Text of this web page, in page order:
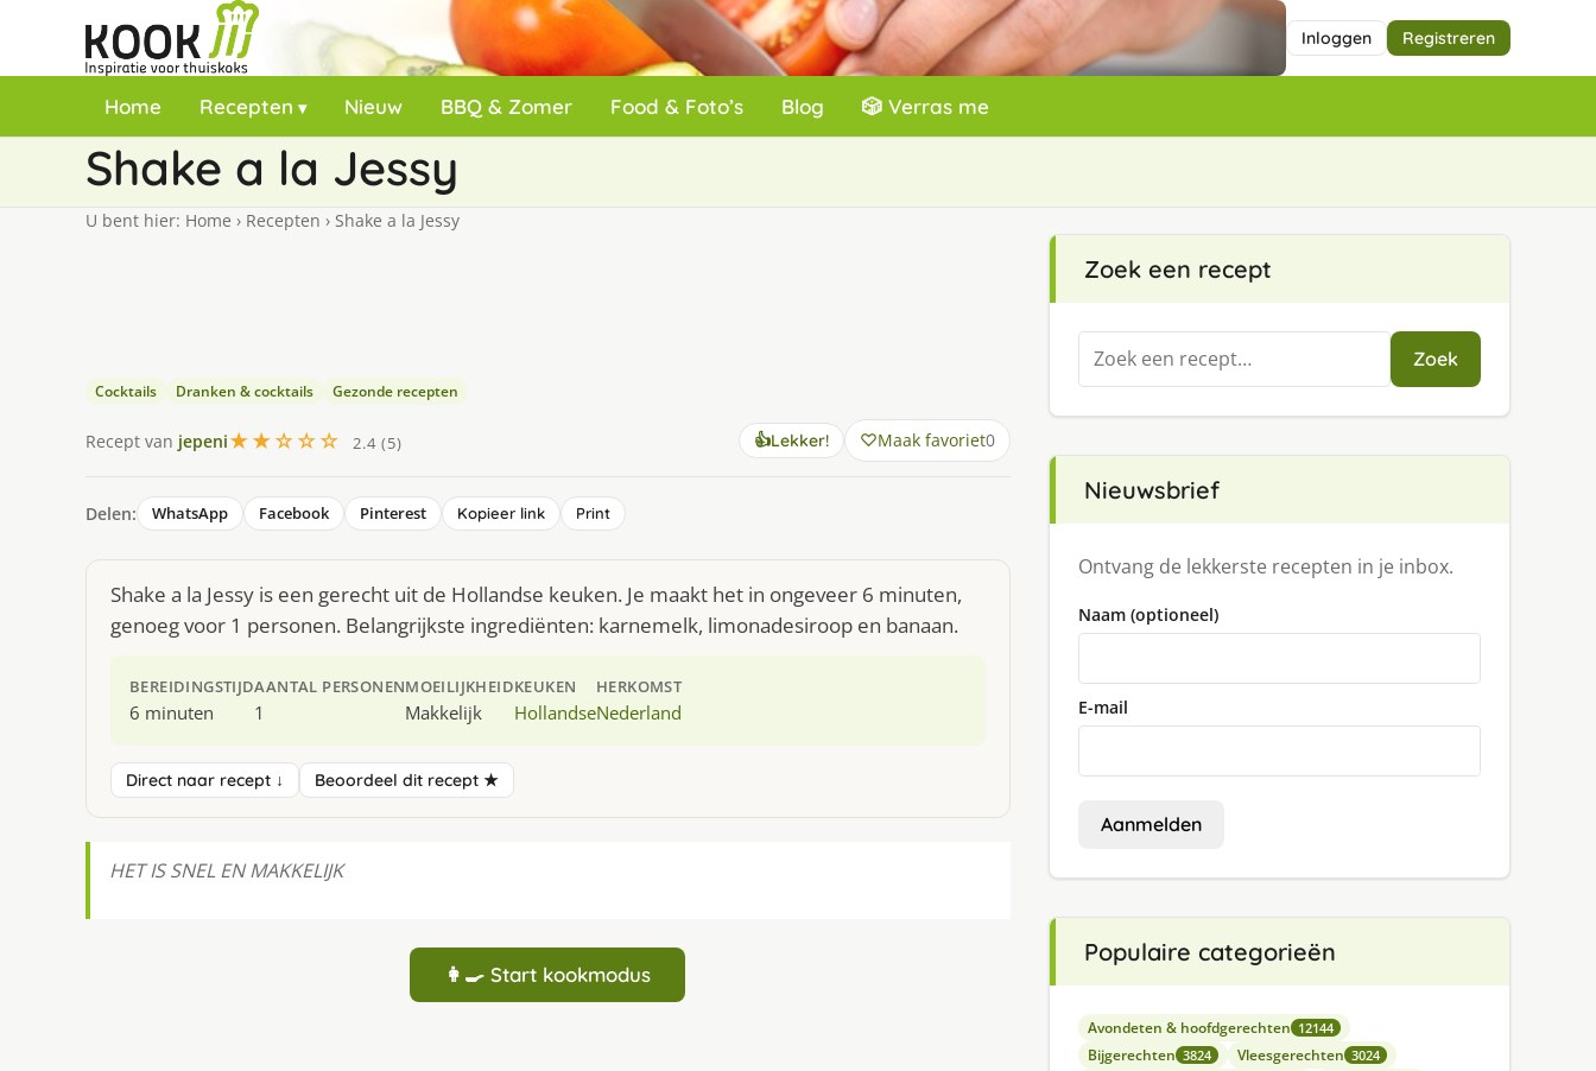
Inloggen Registreren
Home Recepten Nieuw BBQ & Zomer Food & Foto’s Blog 🎲 Verras me
Shake a la Jessy
U bent hier: Home › Recepten › Shake a la Jessy
Cocktails Dranken & cocktails Gezonde recepten
Recept van jepeni★★☆☆☆ 2.4 (5) 👍Lekker! Maak favoriet0
Delen: WhatsApp Facebook Pinterest Kopieer link Print
Shake a la Jessy is een gerecht uit de Hollandse keuken. Je maakt het in ongeveer 6 minuten,
genoeg voor 1 personen. Belangrijkste ingrediënten: karnemelk, limonadesiroop en banaan.
BEREIDINGSTIJD
6 minuten
AANTAL PERSONEN
1
MOEILIJKHEID
Makkelijk
KEUKEN
Hollandse
HERKOMST
Nederland
Direct naar recept ↓ Beoordeel dit recept ★
HET IS SNEL EN MAKKELIJK
👩‍🍳 Start kookmodus
Zoek een recept
Zoeken
naar:
Zoek
Nieuwsbrief
Ontvang de lekkerste recepten in je inbox.
Naam (optioneel)
E-mail
Aanmelden
Populaire categorieën
Avondeten & hoofdgerechten 12144
Bijgerechten 3824 Vleesgerechten 3024